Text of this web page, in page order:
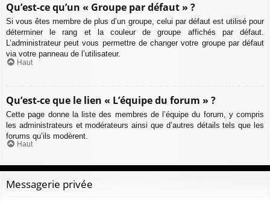
Qu’est-ce qu’un « Groupe par défaut » ?
Si vous êtes membre de plus d’un groupe, celui par défaut est utilisé pour
déterminer le rang et la couleur de groupe affichés par défaut.
L’administrateur peut vous permettre de changer votre groupe par défaut
via votre panneau de l’utilisateur.
Haut
Qu’est-ce que le lien « L’équipe du forum » ?
Cette page donne la liste des membres de l’équipe du forum, y compris
les administrateurs et modérateurs ainsi que d’autres détails tels que les
forums qu’ils modèrent.
Haut
Messagerie privée